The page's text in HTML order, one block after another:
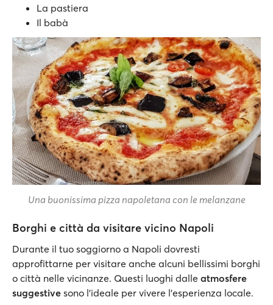
La pastiera
Il babà
Una buonissima pizza napoletana con le melanzane
Borghi e città da visitare vicino Napoli
Durante il tuo soggiorno a Napoli dovresti
approfittarne per visitare anche alcuni bellissimi borghi
o città nelle vicinanze. Questi luoghi dalle atmosfere
suggestive sono l'ideale per vivere l'esperienza locale.